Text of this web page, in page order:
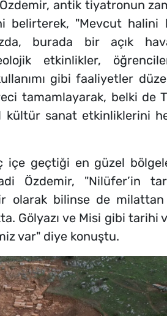
Özdemir, antik tiyatronun
belirterek, "Mevcut halini
burada bir açık
etkinlikler,
gibi faaliyetler
tamamlayarak, belki de
kültür sanat etkinliklerini
içe geçtiği en güzel
Özdemir, "Nilüfer’in
olarak bilinse de milattan
Gölyazı ve Misi gibi tarihi
var" diye konuştu.